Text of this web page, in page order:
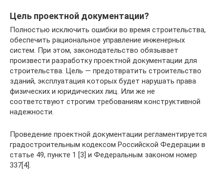
Цель проектной документации?
Полностью исключить ошибки во время строительства,
обеспечить рациональное управление инженерных
систем. При этом, законодательство обязывает
произвести разработку проектной документации для
строительства. Цель — предотвратить строительство
зданий, эксплуатация которых будет нарушать права
физических и юридических лиц. Или же не
соответствуют строгим требованиям конструктивной
надежности.
Проведение проектной документации регламентируется
градостроительным кодексом Российской Федерации в
статье 49, пункте 1 [3] и Федеральным законом номер
337[4].